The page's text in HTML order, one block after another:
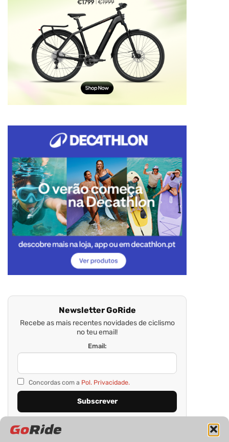
Newsletter GoRide
Recebe as mais recentes novidades de ciclismo
no teu email!
Email:
Concordas com a Pol. Privacidade.